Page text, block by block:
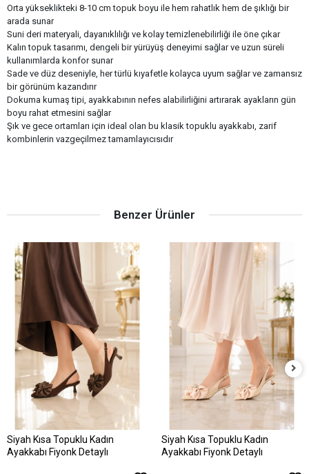
Orta yükseklikteki 8-10 cm topuk boyu ile hem rahatlık hem de şıklığı bir
arada sunar
Suni deri materyali, dayanıklılığı ve kolay temizlenebilirliği ile öne çıkar
Kalın topuk tasarımı, dengeli bir yürüyüş deneyimi sağlar ve uzun süreli
kullanımlarda konfor sunar
Sade ve düz deseniyle, her türlü kıyafetle kolayca uyum sağlar ve zamansız
bir görünüm kazandırır
Dokuma kumaş tipi, ayakkabının nefes alabilirliğini artırarak ayakların gün
boyu rahat etmesini sağlar
Şık ve gece ortamları için ideal olan bu klasik topuklu ayakkabı, zarif
kombinlerin vazgeçilmez tamamlayıcısıdır
Benzer Ürünler
Siyah Kısa Topuklu Kadın
Ayakkabı Fiyonk Detaylı
Siyah Kısa Topuklu Kadın
Ayakkabı Fiyonk Detaylı